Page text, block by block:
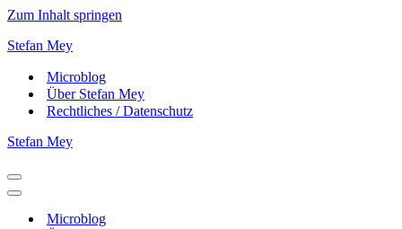
Zum Inhalt springen
Stefan Mey
Microblog
Über Stefan Mey
Rechtliches / Datenschutz
Stefan Mey
Navigationsmenü
Navigationsmenü
Microblog